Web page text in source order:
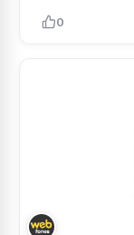
0